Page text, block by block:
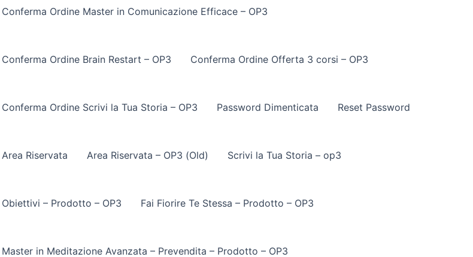
Conferma Ordine Master in Comunicazione Efficace – OP3
Conferma Ordine Brain Restart – OP3 Conferma Ordine Offerta 3 corsi – OP3
Conferma Ordine Scrivi la Tua Storia – OP3 Password Dimenticata Reset Password
Area Riservata Area Riservata – OP3 (Old) Scrivi la Tua Storia – op3
Obiettivi – Prodotto – OP3 Fai Fiorire Te Stessa – Prodotto – OP3
Master in Meditazione Avanzata – Prevendita – Prodotto – OP3